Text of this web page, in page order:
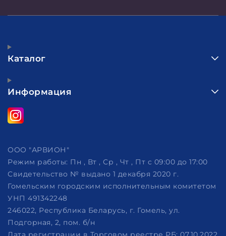
Каталог
Информация
ООО "АРВИОН"
Режим работы: Пн , Вт , Ср , Чт , Пт c 09:00 до 17:00
Свидетельство № выдано 1 декабря 2020 г.
Гомельским городским исполнительным комитетом
УНП 491342248
246022, Республика Беларусь, г. Гомель, ул.
Подгорная, 2, пом. б/н